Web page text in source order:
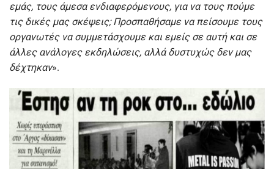
εμάς, τους άμεσα ενδιαφερόμενους, για να τους πούμε
τις δικές μας σκέψεις; Προσπαθήσαμε να πείσουμε τους
οργανωτές να συμμετάσχουμε και εμείς σε αυτή και σε
άλλες ανάλογες εκδηλώσεις, αλλά δυστυχώς δεν μας
δέχτηκαν».